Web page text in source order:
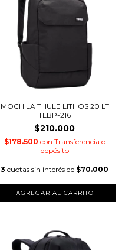
MOCHILA THULE LITHOS 20 LT
TLBP-216
$210.000
$178.500 con Transferencia o
depósito
3 cuotas sin interés de $70.000